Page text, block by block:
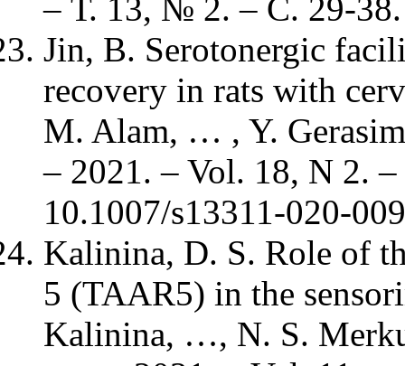
– Т. 13, № 2. – С. 29-38.
Jin, B. Serotonergic
recovery in rats with
M. Alam, … , Y.
– 2021. – Vol. 18, N 2.
10.1007/s13311-020-
Kalinina, D. S. Role of
5 (TAAR5) in the
Kalinina, …, N. S.